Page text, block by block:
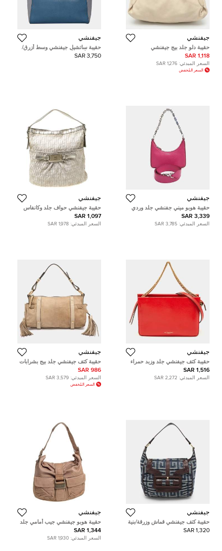
جيفنشي
حقيبة دلو جلد بيج جيفنشي
1,118 SAR
السعر المبدئي: 1,276 SAR
السعر المُخفض
جيفنشي
حقيبة ساتشيل جيفنشي وسط أزرق/
رمادي/أسود أنتيغونا
3,750 SAR
جيفنشي
حقيبة هوبو ميني جفنشي جلد وردي
بجزء مقطوع بشعار القمر
3,339 SAR
السعر المبدئي: 3,785 SAR
جيفنشي
حقيبة جيفنشي حواف جلد وكانفاس
لامعة بيج
1,097 SAR
السعر المبدئي: 1,978 SAR
جيفنشي
حقيبة كتف جيفنشي جلد وزبد حمراء
كروس 3
1,516 SAR
السعر المبدئي: 2,272 SAR
جيفنشي
حقيبة كتف جيفنشي جلد بيج بشرابات
986 SAR
السعر المبدئي: 3,579 SAR
السعر المُخفض
جيفنشي
حقيبة كتف جيفنشي قماش وزرقة/بنية
جلدية
1,320 SAR
جيفنشي
حقيبة هوبو جيفنشي جيب أمامي جلد
بيج
1,344 SAR
السعر المبدئي: 1,930 SAR